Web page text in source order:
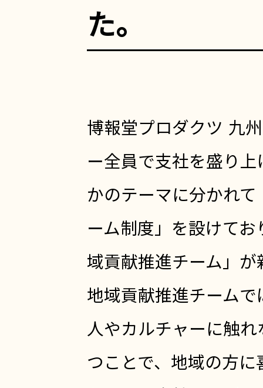
た。
博報堂プロダクツ 九
ー全員で支社を盛り
かのテーマに分かれ
ーム制度」を設けて
域貢献推進チーム」
地域貢献推進チーム
人やカルチャーに触
つことで、地域の方